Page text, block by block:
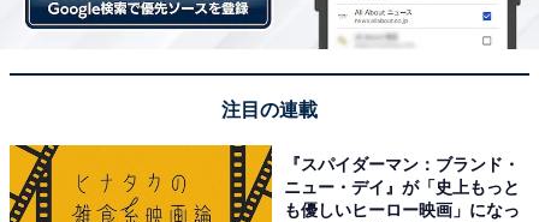
注目の連載
『スパイダーマン：ブランド・
ニュー・デイ』が「史上もっと
も優しいヒーロー映画」になっ